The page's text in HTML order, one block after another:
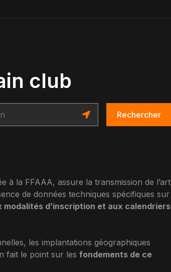
club
Rechercher
à la FFAAA, assure la transmission de l’art
de données techniques spécifiques sur
modalités d’inscription et aux calendriers
les implantations géographiques
fait le point sur les fondements de ce